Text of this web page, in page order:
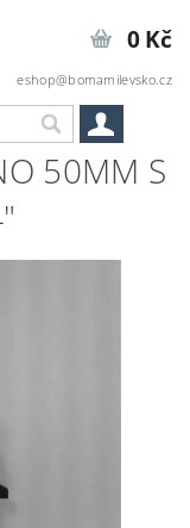
eshop@bomamilevsko.cz
0 Kč
50MM S